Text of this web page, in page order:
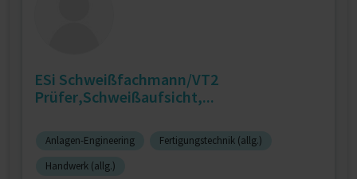
ESi Schweißfachmann/VT2
Prüfer,Schweißaufsicht,...
Anlagen-Engineering
Fertigungstechnik (allg.)
Handwerk (allg.)